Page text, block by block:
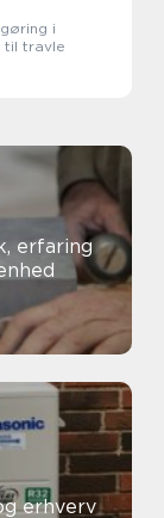
i
til travle
erhverv